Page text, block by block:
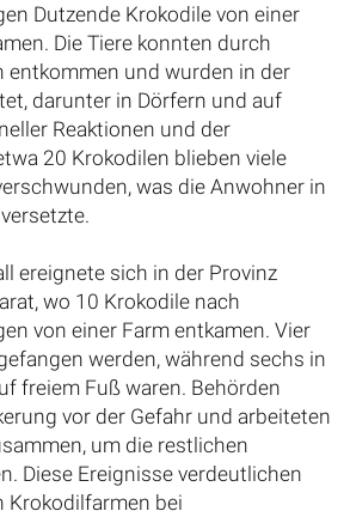
Dutzende Krokodile von einer
Die Tiere konnten durch
entkommen und wurden in der
darunter in Dörfern und auf
Reaktionen und der
20 Krokodilen blieben viele
was die Anwohner in
ereignete sich in der Provinz
wo 10 Krokodile nach
von einer Farm entkamen. Vier
werden, während sechs in
freiem Fuß waren. Behörden
vor der Gefahr und arbeiteten
um die restlichen
Diese Ereignisse verdeutlichen
Krokodilfarmen bei